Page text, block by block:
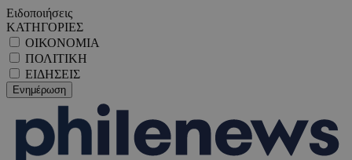
Ειδοποιήσεις
ΚΑΤΗΓΟΡΙΕΣ
ΟΙΚΟΝΟΜΙΑ
ΠΟΛΙΤΙΚΗ
ΕΙΔΗΣΕΙΣ